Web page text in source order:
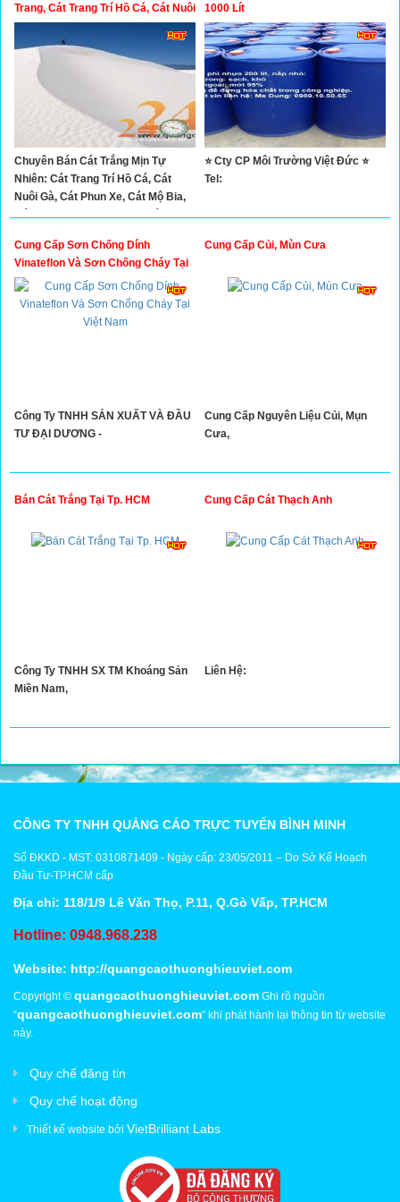
Xây Dựng
Trang, Cát Trang Trí Hồ Cá, Cát Nuôi
Gà, Cát Phun Xe, Cát Mộ Bia, Cát
Khu Vui Chơi Trẻ Em, Cát Bỏ Lư
Hương
Chuyên Bán Cát Trắng Mịn Tự
Nhiên: Cát Trang Trí Hồ Cá, Cát
Nuôi Gà, Cát Phun Xe, Cát Mộ Bia,
Cát Khu Vui Chơi Trẻ Em, Cát Bỏ
1000 Lít
⭐ Cty CP Môi Trường Việt Đức ⭐
Tel:
Cung Cấp Sơn Chống Dính
Vinateflon Và Sơn Chống Cháy Tại
Việt Nam
Công Ty TNHH SẢN XUẤT VÀ ĐẦU
TƯ ĐẠI DƯƠNG -
Cung Cấp Củi, Mùn Cưa
Cung Cấp Nguyên Liệu Củi, Mụn
Cưa,
Bán Cát Trắng Tại Tp. HCM
Công Ty TNHH SX TM Khoáng Sản
Miền Nam,
Cung Cấp Cát Thạch Anh
Liên Hệ:
CÔNG TY TNHH QUẢNG CÁO TRỰC TUYẾN BÌNH MINH
Số ĐKKD - MST: 0310871409 - Ngày cấp: 23/05/2011 – Do Sở Kế Hoạch
Đầu Tư-TP.HCM cấp
Địa chỉ: 118/1/9 Lê Văn Thọ, P.11, Q.Gò Vấp, TP.HCM
Hotline: 0948.968.238
Website: http://quangcaothuonghieuviet.com
Copyright © quangcaothuonghieuviet.com Ghi rõ nguồn
“quangcaothuonghieuviet.com” khi phát hành lại thông tin từ website
này.
Quy chế đăng tin
Quy chế hoạt động
Thiết kế website bởi VietBrilliant Labs